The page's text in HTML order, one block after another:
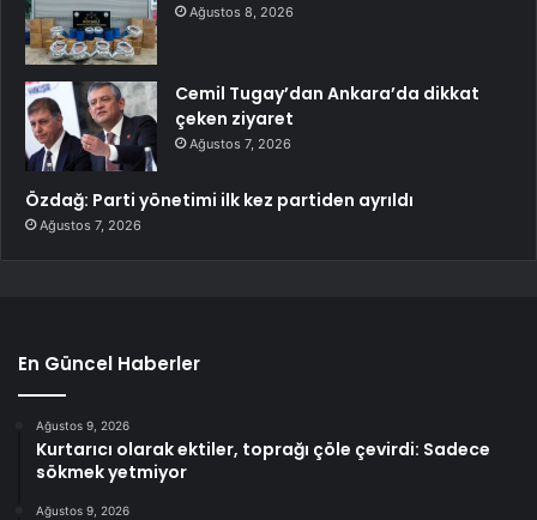
Ağustos 8, 2026
Cemil Tugay’dan Ankara’da dikkat
çeken ziyaret
Ağustos 7, 2026
Özdağ: Parti yönetimi ilk kez partiden ayrıldı
Ağustos 7, 2026
En Güncel Haberler
Ağustos 9, 2026
Kurtarıcı olarak ektiler, toprağı çöle çevirdi: Sadece
sökmek yetmiyor
Ağustos 9, 2026